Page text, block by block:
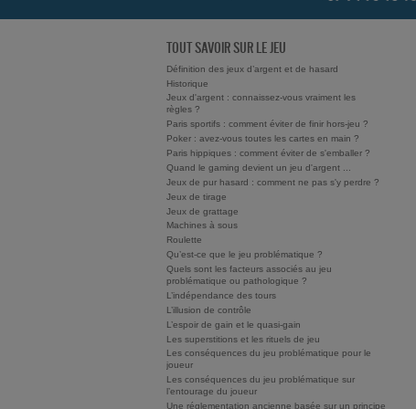
TOUT SAVOIR SUR LE JEU
Définition des jeux d’argent et de hasard
Historique
Jeux d'argent : connaissez-vous vraiment les
règles ?
Paris sportifs : comment éviter de finir hors-jeu ?
Poker : avez-vous toutes les cartes en main ?
Paris hippiques : comment éviter de s'emballer ?
Quand le gaming devient un jeu d'argent ...
Jeux de pur hasard : comment ne pas s'y perdre ?
Jeux de tirage
Jeux de grattage
Machines à sous
Roulette
Qu’est-ce que le jeu problématique ?
Quels sont les facteurs associés au jeu
problématique ou pathologique ?
L’indépendance des tours
L’illusion de contrôle
L’espoir de gain et le quasi-gain
Les superstitions et les rituels de jeu
Les conséquences du jeu problématique pour le
joueur
Les conséquences du jeu problématique sur
l’entourage du joueur
Une réglementation ancienne basée sur un principe